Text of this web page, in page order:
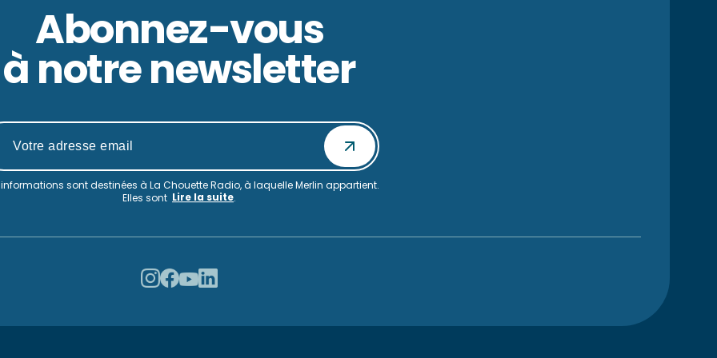
Abonnez-vous
à notre newsletter
sont destinées à La Chouette Radio, à laquelle Merlin appartient.
Elles sont Lire la suite.